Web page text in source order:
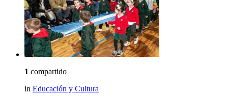
1 compartido
in Educación y Cultura